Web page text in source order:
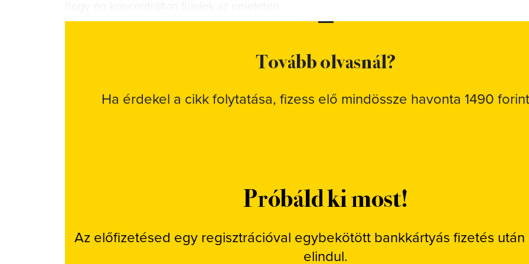
Tovább olvasnál?
Ha érdekel a cikk folytatása, fizess elő mindössze havonta 1490
Próbáld ki most!
Az előfizetésed egy regisztrációval egybekötött bankkártyás fizetés után
elindul.